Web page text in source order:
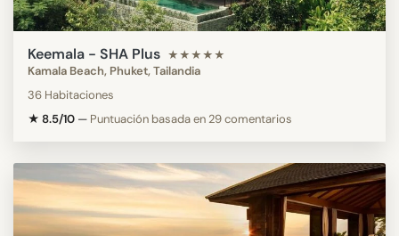
Keemala - SHA Plus ★★★★★
Kamala Beach, Phuket, Tailandia
36 Habitaciones
★ 8.5/10 — Puntuación basada en 29 comentarios